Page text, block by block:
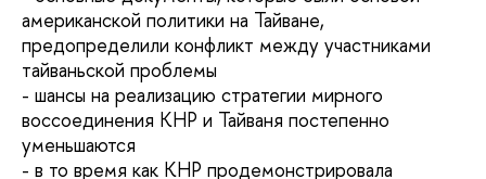
американской политики на Тайване,
предопределили конфликт между участниками
тайваньской проблемы
- шансы на реализацию стратегии мирного
воссоединения КНР и Тайваня постепенно
уменьшаются
- в то время как КНР продемонстрировала